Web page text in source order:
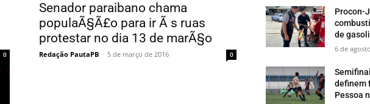
0
Senador paraibano chama
populaÃ§Ã£o para ir Ã s ruas
protestar no dia 13 de marÃ§o
Redação PautaPB - 5 de março de 2016 0
Procon-
de
6 de
definem
Pessoa